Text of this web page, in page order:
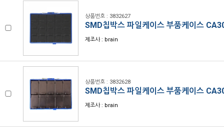
상품번호 : 3832627
SMD칩박스 파일케이스 부품케이스
제조사 : brain
상품번호 : 3832628
SMD칩박스 파일케이스 부품케이스
제조사 : brain